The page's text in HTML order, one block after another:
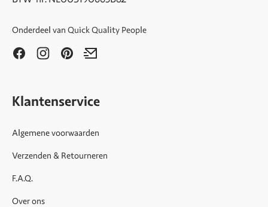
Onderdeel van Quick Quality People
Klantenservice
Algemene voorwaarden
Verzenden & Retourneren
F.A.Q.
Over ons